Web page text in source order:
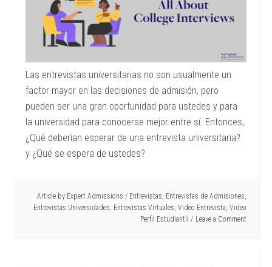
Las entrevistas universitarias no son usualmente un
factor mayor en las decisiones de admisión, pero
pueden ser una gran oportunidad para ustedes y para
la universidad para conocerse mejor entre sí. Entonces,
¿Qué deberían esperar de una entrevista universitaria?
y ¿Qué se espera de ustedes?
Article by Expert Admissions / Entrevistas, Entrevistas de Admisiones,
Entrevistas Universidades, Entrevistas Virtuales, Video Entrevista, Video
Perfil Estudiantil
Leave a Comment